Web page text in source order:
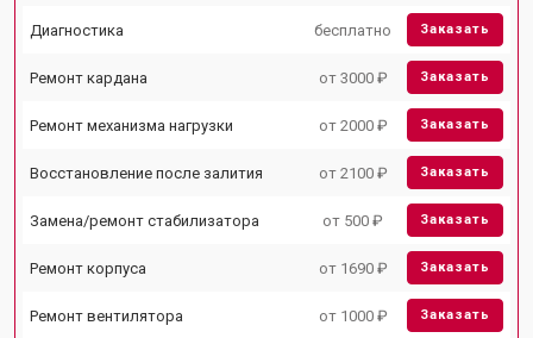
Диагностика бесплатно Заказать
Ремонт кардана от 3000 ₽ Заказать
Ремонт механизма нагрузки от 2000 ₽ Заказать
Восстановление после залития от 2100 ₽ Заказать
Замена/ремонт стабилизатора от 500 ₽ Заказать
Ремонт корпуса от 1690 ₽ Заказать
Ремонт вентилятора от 1000 ₽ Заказать